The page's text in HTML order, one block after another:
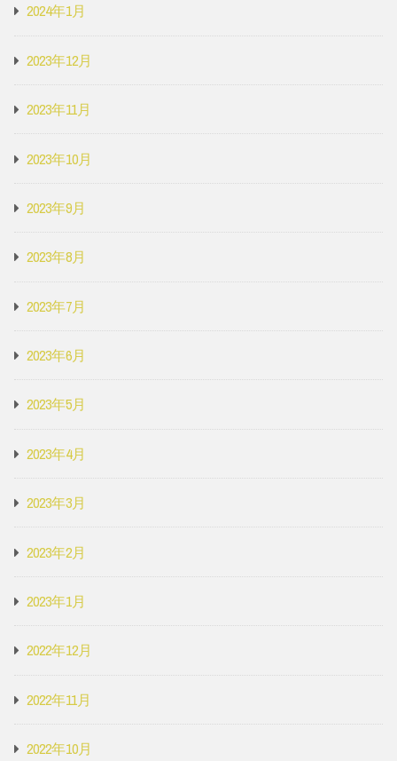
2024年1月
2023年12月
2023年11月
2023年10月
2023年9月
2023年8月
2023年7月
2023年6月
2023年5月
2023年4月
2023年3月
2023年2月
2023年1月
2022年12月
2022年11月
2022年10月